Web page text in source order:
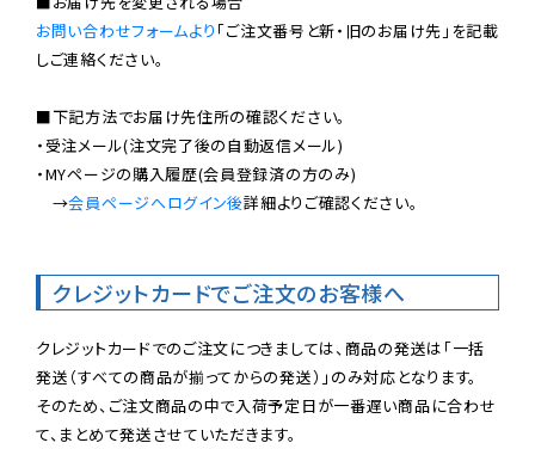
お問い合わせフォームより 「ご注文番号と新・旧のお届け先」を記載
しご連絡ください。
■下記方法でお届け先住所の確認ください。
・受注メール(注文完了後の自動返信メール)
・MYページの購入履歴(会員登録済の方のみ)
→会員ページへログイン後詳細よりご確認ください。
クレジットカードでご注文のお客様へ
クレジットカードでのご注文につきましては、商品の発送は「一括
発送（すべての商品が揃ってからの発送）」のみ対応となります。
そのため、ご注文商品の中で入荷予定日が一番遅い商品に合わせ
て、まとめて発送させていただきます。